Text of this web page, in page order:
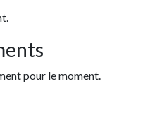
pour le moment.